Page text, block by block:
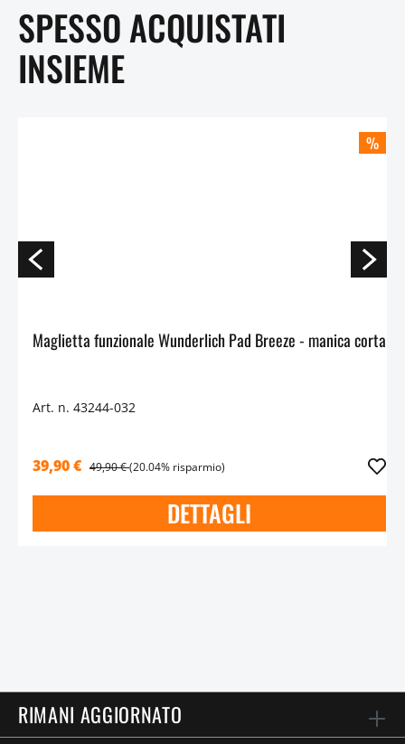
SPESSO ACQUISTATI
INSIEME
%
Maglietta funzionale Wunderlich Pad Breeze - manica corta
Art. n. 43244-032
39,90 € 49,90 €(20.04% risparmio)
DETTAGLI
RIMANI AGGIORNATO